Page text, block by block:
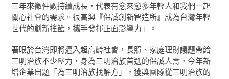
三年來徵件數持續成長，代表有愈來愈多年輕人和我們一起
關心社會的需求。很高興『保誠創新智造所』成為台灣年輕
世代的創新搖籃，攜手發揮正面影響力」。
著眼於台灣即將邁入超高齡社會，長照、家庭理財議題帶給
三明治族不少壓力，身為三明治族首選的保誠人壽，今年新
增企業出題「為三明治族找解方」，獲獎團隊從三明治族的